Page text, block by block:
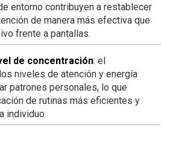
entorno contribuyen a restablecer
de manera más efectiva que
frente a pantallas.
de concentración: el
niveles de atención y energía
patrones personales, lo que
de rutinas más eficientes y
individuo.